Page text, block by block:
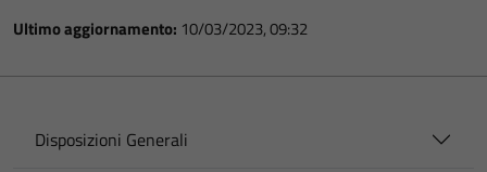
Ultimo aggiornamento: 10/03/2023, 09:32
Disposizioni Generali